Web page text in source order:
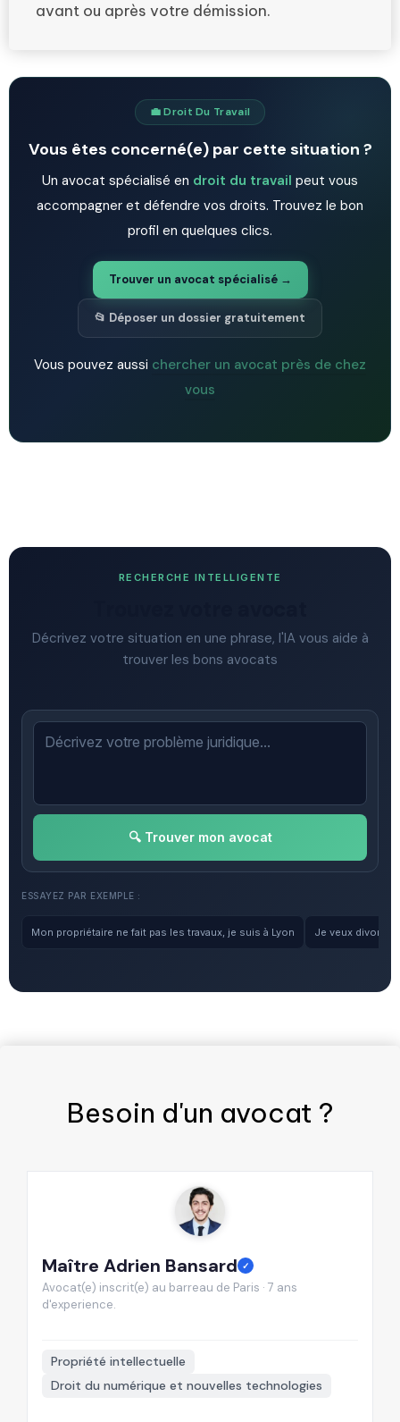
avant ou après votre démission.
💼 Droit Du Travail
Vous êtes concerné(e) par cette situation ?
Un avocat spécialisé en droit du travail peut vous
accompagner et défendre vos droits. Trouvez le bon
profil en quelques clics.
Trouver un avocat spécialisé →
📂 Déposer un dossier gratuitement
Vous pouvez aussi chercher un avocat près de chez
vous
RECHERCHE INTELLIGENTE
Décrivez votre situation en une phrase, l'IA vous aide à
trouver les bons avocats
🔍 Trouver mon avocat
ESSAYEZ PAR EXEMPLE :
Mon propriétaire ne fait pas les travaux, je suis à Lyon Je veux
Besoin d'un avocat ?
Maître Adrien Bansard ✓
Avocat(e) inscrit(e) au barreau de Paris · 7 ans
d'experience.
Propriété intellectuelle
Droit du numérique et nouvelles technologies